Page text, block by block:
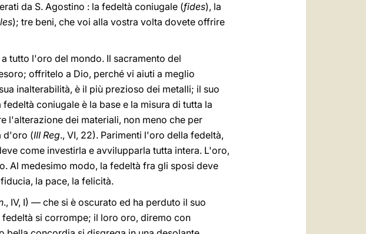
da S. Agostino : la fedeltà coniugale (fides), la
); tre beni, che voi alla vostra volta dovete offrire
tutto l'oro del mondo. Il sacramento del
offritelo a Dio, perché vi aiuti a meglio
inalterabilità, è il più prezioso dei metalli; il suo
coniugale è la base e la misura di tutta la
l'alterazione dei materiali, non meno che per
d'oro (III Reg., VI, 22). Parimenti l'oro della fedeltà,
come investirla e avvilupparla tutta intera. L'oro,
Al medesimo modo, la fedeltà fra gli sposi deve
la pace, la felicità.
., IV, I) — che si è oscurato ed ha perduto il suo
si corrompe; il loro oro, diremo con